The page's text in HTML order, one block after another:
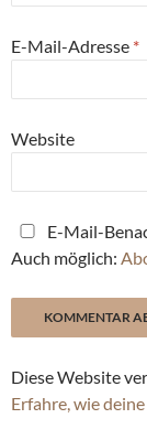
E-Mail-Adresse *
Website
E-Mail-
Auch möglich:
Diese Website
Erfahre, wie